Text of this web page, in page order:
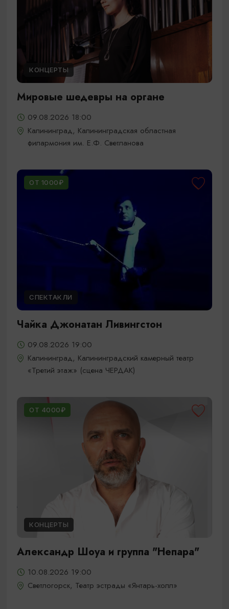
КОНЦЕРТЫ
Мировые шедевры на органе
09.08.2026 18:00
Калининград, Калининградская областная
филармония им. Е.Ф. Светланова
ОТ 1000₽
СПЕКТАКЛИ
Чайка Джонатан Ливингстон
09.08.2026 19:00
Калининград, Калининградский камерный театр
«Третий этаж» (сцена ЧЕРДАК)
ОТ 4000₽
КОНЦЕРТЫ
Александр Шоуа и группа "Непара"
10.08.2026 19:00
Светлогорск, Театр эстрады «Янтарь-холл»